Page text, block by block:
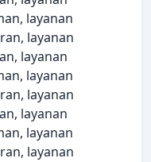
layanan
layanan
layanan
layanan
layanan
layanan
layanan
layanan